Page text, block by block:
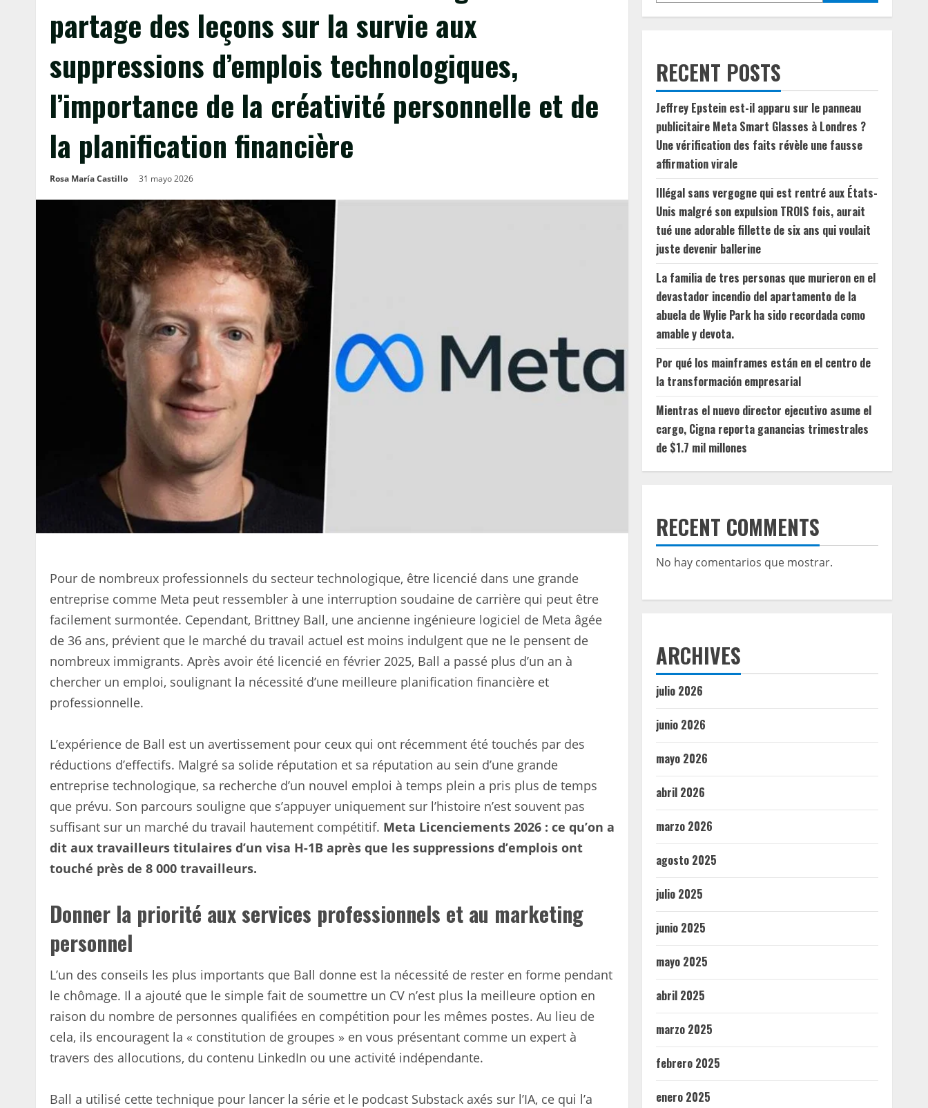
partage des leçons sur la survie aux
suppressions d’emplois technologiques,
l’importance de la créativité personnelle et de
la planification financière
Rosa María Castillo 31 mayo 2026
Pour de nombreux professionnels du secteur technologique, être licencié dans une grande
entreprise comme Meta peut ressembler à une interruption soudaine de carrière qui peut être
facilement surmontée. Cependant, Brittney Ball, une ancienne ingénieure logiciel de Meta âgée
de 36 ans, prévient que le marché du travail actuel est moins indulgent que ne le pensent de
nombreux immigrants. Après avoir été licencié en février 2025, Ball a passé plus d’un an à
chercher un emploi, soulignant la nécessité d’une meilleure planification financière et
professionnelle.
L’expérience de Ball est un avertissement pour ceux qui ont récemment été touchés par des
réductions d’effectifs. Malgré sa solide réputation et sa réputation au sein d’une grande
entreprise technologique, sa recherche d’un nouvel emploi à temps plein a pris plus de temps
que prévu. Son parcours souligne que s’appuyer uniquement sur l’histoire n’est souvent pas
suffisant sur un marché du travail hautement compétitif. Meta Licenciements 2026 : ce qu’on a
dit aux travailleurs titulaires d’un visa H-1B après que les suppressions d’emplois ont
touché près de 8 000 travailleurs.
Donner la priorité aux services professionnels et au marketing
personnel
L’un des conseils les plus importants que Ball donne est la nécessité de rester en forme pendant
le chômage. Il a ajouté que le simple fait de soumettre un CV n’est plus la meilleure option en
raison du nombre de personnes qualifiées en compétition pour les mêmes postes. Au lieu de
cela, ils encouragent la « constitution de groupes » en vous présentant comme un expert à
travers des allocutions, du contenu LinkedIn ou une activité indépendante.
Ball a utilisé cette technique pour lancer la série et le podcast Substack axés sur l’IA, ce qui l’a
RECENT POSTS
Jeffrey Epstein est-il apparu sur le panneau
publicitaire Meta Smart Glasses à Londres ?
Une vérification des faits révèle une fausse
affirmation virale
Illégal sans vergogne qui est rentré aux États-
Unis malgré son expulsion TROIS fois, aurait
tué une adorable fillette de six ans qui voulait
juste devenir ballerine
La familia de tres personas que murieron en el
devastador incendio del apartamento de la
abuela de Wylie Park ha sido recordada como
amable y devota.
Por qué los mainframes están en el centro de
la transformación empresarial
Mientras el nuevo director ejecutivo asume el
cargo, Cigna reporta ganancias trimestrales
de $1.7 mil millones
RECENT COMMENTS
No hay comentarios que mostrar.
ARCHIVES
julio 2026
junio 2026
mayo 2026
abril 2026
marzo 2026
agosto 2025
julio 2025
junio 2025
mayo 2025
abril 2025
marzo 2025
febrero 2025
enero 2025